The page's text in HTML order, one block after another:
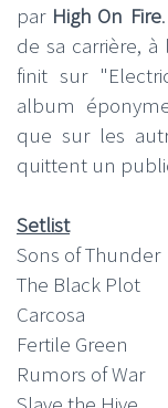
par High On Fire
de sa carrière,
finit sur
album
que sur les
quittent un
Setlist
Sons of Thunder
The Black Plot
Carcosa
Fertile Green
Rumors of War